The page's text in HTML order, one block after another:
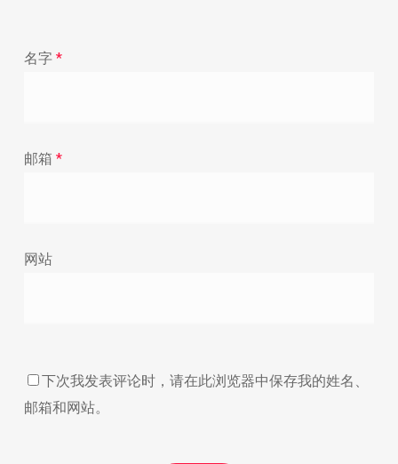
名字 *
邮箱 *
网站
下次我发表评论时，请在此浏览器中保存我的姓名、
邮箱和网站。